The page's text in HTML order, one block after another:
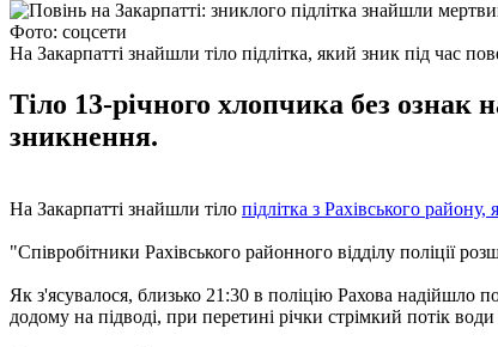
Фото: соцсети
На Закарпатті знайшли тіло підлітка, який зник під час
Тіло 13-річного хлопчика без ознак
зникнення.
На Закарпатті знайшли тіло підлітка з Рахівського
"Співробітники Рахівського районного відділу поліції
Як з'ясувалося, близько 21:30 в поліцію Рахова надійшло
додому на підводі, при перетині річки стрімкий потік